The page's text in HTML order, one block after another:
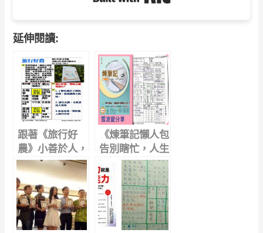
延伸閱讀:
跟著《旅行好
農》小善於人，
大善於天地
《煉筆記懶人包
告別瞎忙，人生
一次就升級》運
用888原則，從
此讓你發大財